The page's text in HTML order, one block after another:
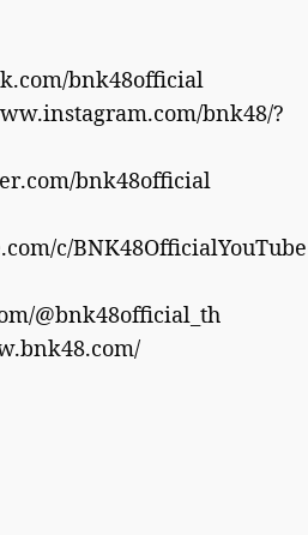
bnk48official
bnk48/?
bnk48official
c/
@bnk48official_th